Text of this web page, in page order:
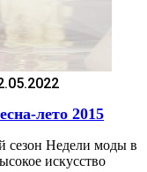
лето 2015
Недели моды в
искусство